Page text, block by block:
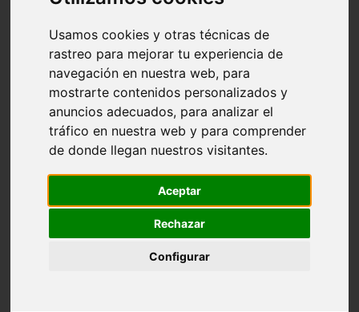
Usamos cookies y otras técnicas de
rastreo para mejorar tu experiencia de
navegación en nuestra web, para
mostrarte contenidos personalizados y
anuncios adecuados, para analizar el
tráfico en nuestra web y para comprender
de donde llegan nuestros visitantes.
Aceptar
Rechazar
Configurar
Granada - monachil
Huesca - isábena
Huesca - alquézar
Huesca - castejón-de-sos
Sevilla - marinaleda
Córdoba - almedinilla
Navarra - zangoza
Cantabria - arenas-de-iguña
Barcelona - la-pobla-de-lillet
Las-palmas - yaiza
Valladolid - fuensaldaña